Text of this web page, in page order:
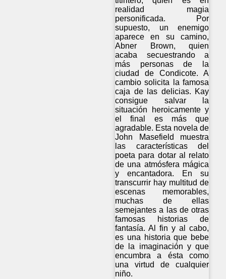
realidad magia
personificada. Por
supuesto, un enemigo
aparece en su camino,
Abner Brown, quien
acaba secuestrando a
más personas de la
ciudad de Condicote. A
cambio solicita la famosa
caja de las delicias. Kay
consigue salvar la
situación heroicamente y
el final es más que
agradable. Esta novela de
John Masefield muestra
las características del
poeta para dotar al relato
de una atmósfera mágica
y encantadora. En su
transcurrir hay multitud de
escenas memorables,
muchas de ellas
semejantes a las de otras
famosas historias de
fantasía. Al fin y al cabo,
es una historia que bebe
de la imaginación y que
encumbra a ésta como
una virtud de cualquier
niño.